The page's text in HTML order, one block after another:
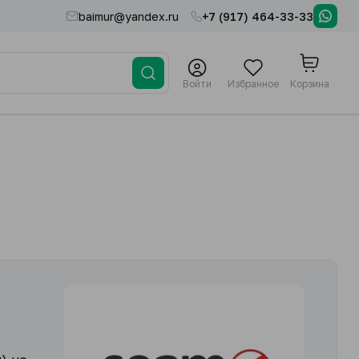
baimur@yandex.ru +7 (917) 464-33-33
Войти Избранное Корзина